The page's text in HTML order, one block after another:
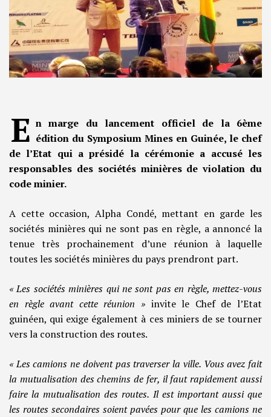
E n marge du lancement officiel de la 6ème
édition du Symposium Mines en Guinée, le chef
de l’Etat qui a présidé la cérémonie a accusé les
responsables des sociétés minières de violation du
code minier.
A cette occasion, Alpha Condé, mettant en garde les
sociétés minières qui ne sont pas en règle, a annoncé la
tenue très prochainement d’une réunion à laquelle
toutes les sociétés minières du pays prendront part.
« Les sociétés minières qui ne sont pas en règle, mettez-vous
en règle avant cette réunion » invite le Chef de l’Etat
guinéen, qui exige également à ces miniers de se tourner
vers la construction des routes.
« Les camions ne doivent pas traverser la ville. Vous avez fait
la mutualisation des chemins de fer, il faut rapidement aussi
faire la mutualisation des routes. Il est important aussi que
les routes secondaires soient pavées pour que les camions ne